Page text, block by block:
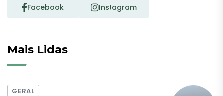
Facebook Instagram
Mais Lidas
GERAL